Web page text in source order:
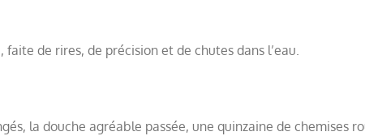
faite de rires, de précision et de chutes dans l’eau.
la douche agréable passée, une quinzaine de